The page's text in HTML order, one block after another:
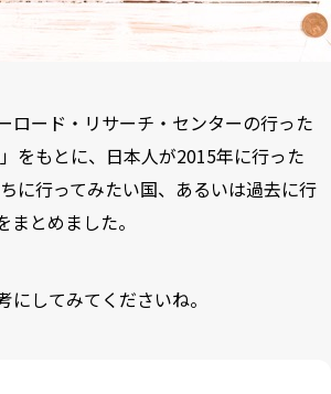
ロード・リサーチ・センターの行った
をもとに、日本人が2015年に行った
に行ってみたい国、あるいは過去に行
とめました。
してみてくださいね。